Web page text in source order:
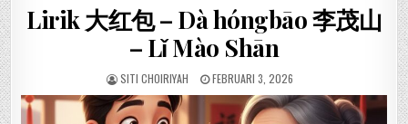
Lirik 大红包 – Dà hóngbāo 李茂山
– Lǐ Mào Shān
SITI CHOIRIYAH FEBRUARI 3, 2026